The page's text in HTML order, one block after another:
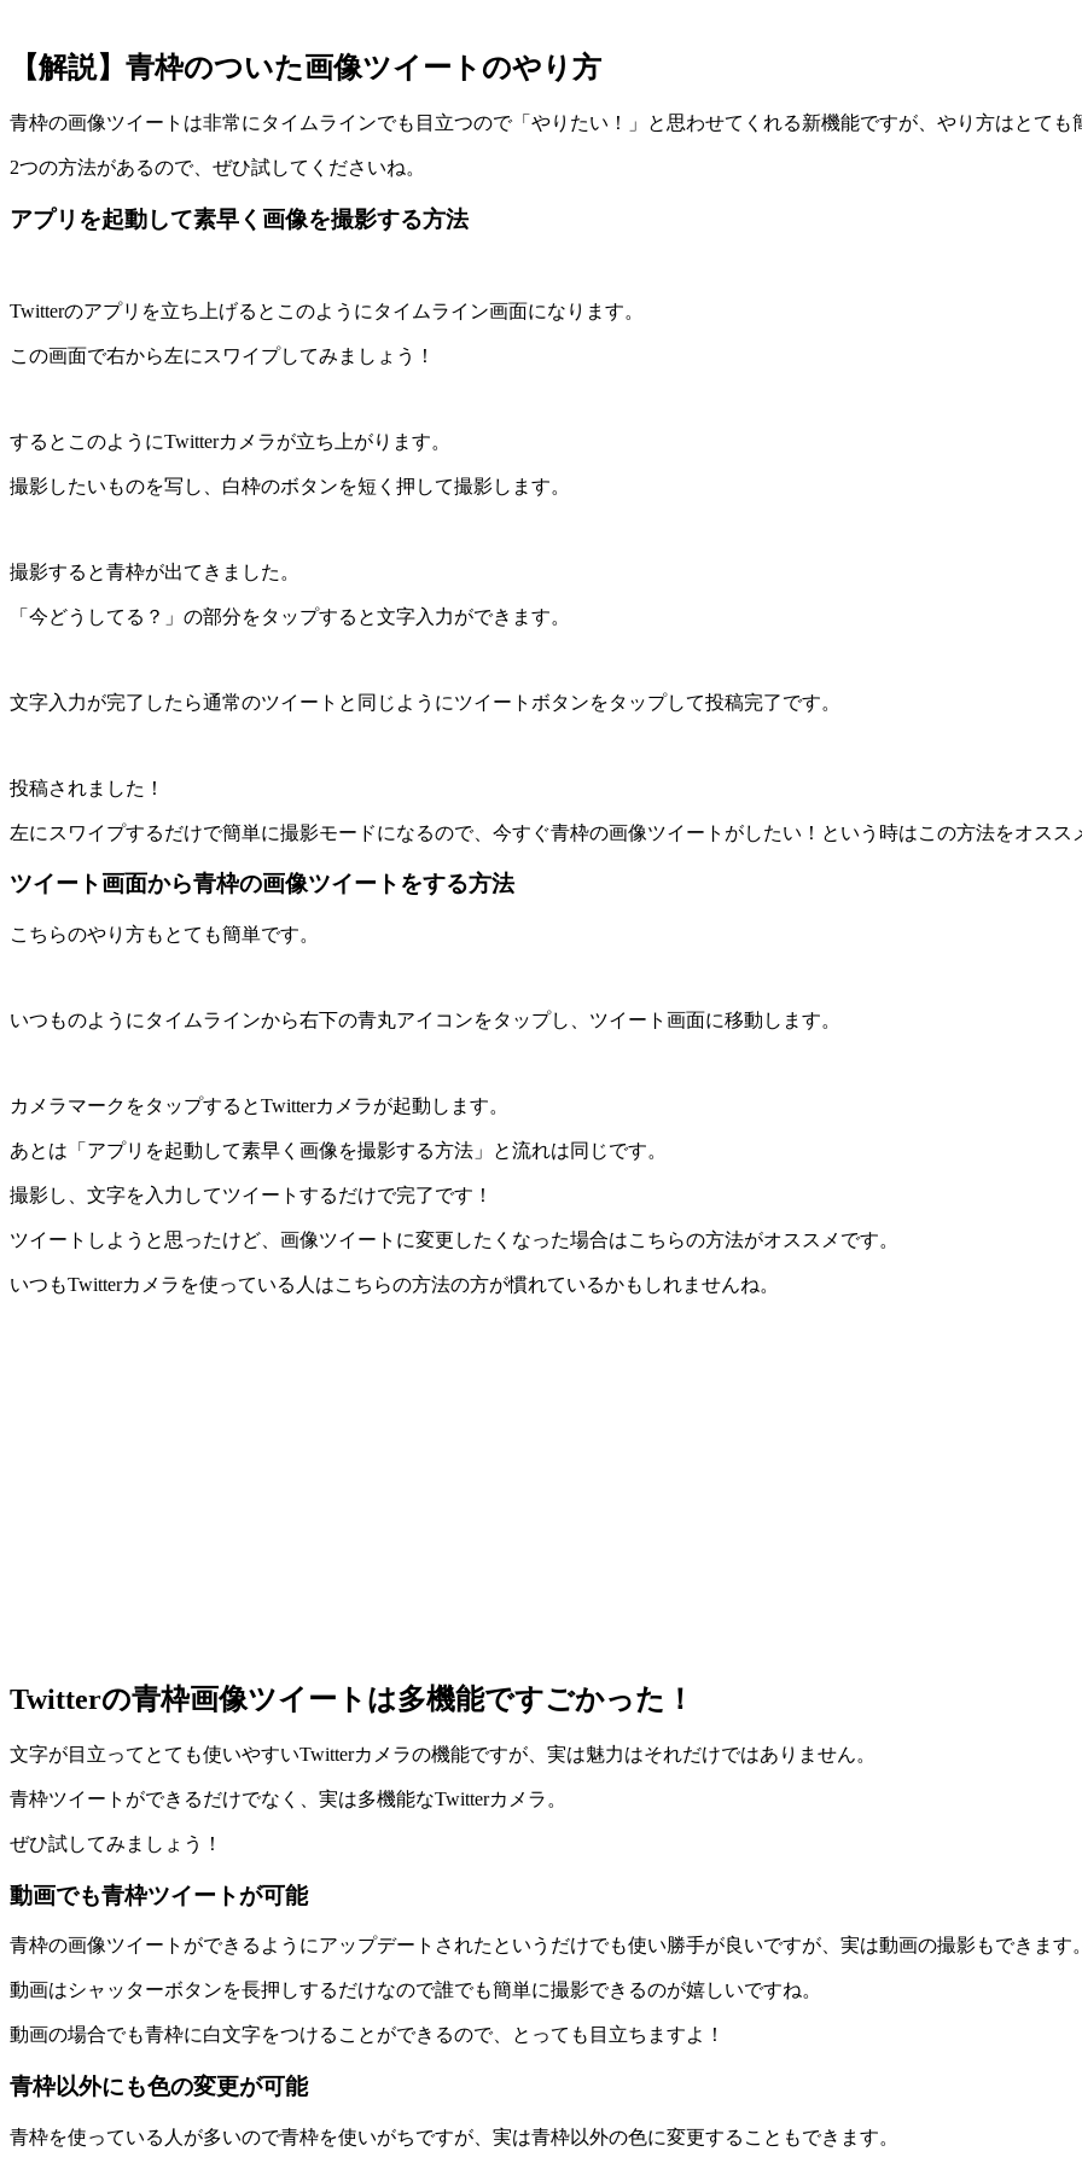
【解説】青枠のついた画像ツイートのやり方
青枠の画像ツイートは非常にタイムラインでも目立つので「やりたい！」と思わせてくれる新機能ですが、やり方はとても
2つの方法があるので、ぜひ試してくださいね。
アプリを起動して素早く画像を撮影する方法
Twitterのアプリを立ち上げるとこのようにタイムライン画面になります。
この画面で右から左にスワイプしてみましょう！
するとこのようにTwitterカメラが立ち上がります。
撮影したいものを写し、白枠のボタンを短く押して撮影します。
撮影すると青枠が出てきました。
「今どうしてる？」の部分をタップすると文字入力ができます。
文字入力が完了したら通常のツイートと同じようにツイートボタンをタップして投稿完了です。
投稿されました！
左にスワイプするだけで簡単に撮影モードになるので、今すぐ青枠の画像ツイートがしたい！という時はこの方法をオスス
ツイート画面から青枠の画像ツイートをする方法
こちらのやり方もとても簡単です。
いつものようにタイムラインから右下の青丸アイコンをタップし、ツイート画面に移動します。
カメラマークをタップするとTwitterカメラが起動します。
あとは「アプリを起動して素早く画像を撮影する方法」と流れは同じです。
撮影し、文字を入力してツイートするだけで完了です！
ツイートしようと思ったけど、画像ツイートに変更したくなった場合はこちらの方法がオススメです。
いつもTwitterカメラを使っている人はこちらの方法の方が慣れているかもしれませんね。
Twitterの青枠画像ツイートは多機能ですごかった！
文字が目立ってとても使いやすいTwitterカメラの機能ですが、実は魅力はそれだけではありません。
青枠ツイートができるだけでなく、実は多機能なTwitterカメラ。
ぜひ試してみましょう！
動画でも青枠ツイートが可能
青枠の画像ツイートができるようにアップデートされたというだけでも使い勝手が良いですが、実は動画の撮影もできます。
動画はシャッターボタンを長押しするだけなので誰でも簡単に撮影できるのが嬉しいですね。
動画の場合でも青枠に白文字をつけることができるので、とっても目立ちますよ！
青枠以外にも色の変更が可能
青枠を使っている人が多いので青枠を使いがちですが、実は青枠以外の色に変更することもできます。